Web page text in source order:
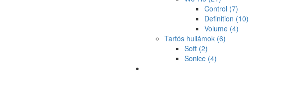
Control (7)
Definition (10)
Volume (4)
Tartós hullámok (6)
Soft (2)
Sonice (4)